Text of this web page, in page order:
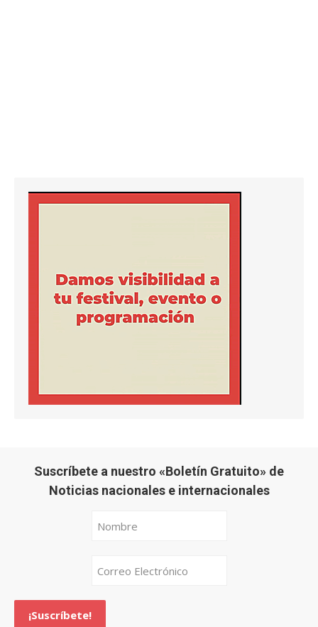
Suscríbete a nuestro «Boletín Gratuito» de
Noticias nacionales e internacionales